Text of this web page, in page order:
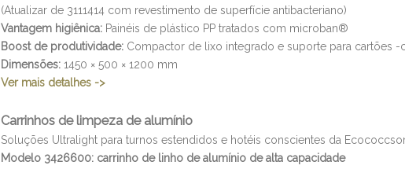
(Atualizar de 3111414 com revestimento de superfície antibacteriano)
Vantagem higiênica: Painéis de plástico PP tratados com microban®
Boost de produtividade: Compactor de lixo integrado e suporte para cartões -
Dimensões: 1450 × 500 × 1200 mm
Ver mais detalhes ->
Carrinhos de limpeza de alumínio
Soluções Ultralight para turnos estendidos e hotéis conscientes da
Modelo 3426600: carrinho de linho de alumínio de alta capacidade